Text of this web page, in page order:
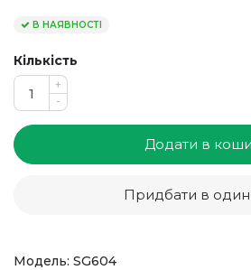
В НАЯВНОСТІ
Кількість
+
-
Додати в
Придбати в один
Модель: SG604